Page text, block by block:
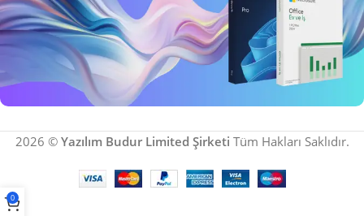
İndirimli Windows 11
2026 © Yazılım Budur Limited Şirketi Tüm Hakları Saklıdır.
0